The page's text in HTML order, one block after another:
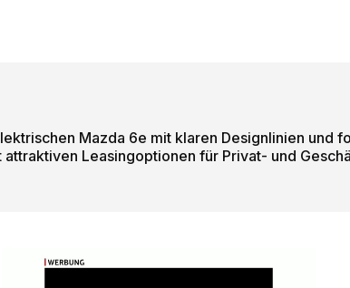
Mazda 6e mit klaren Designlinien und
Leasingoptionen für Privat- und